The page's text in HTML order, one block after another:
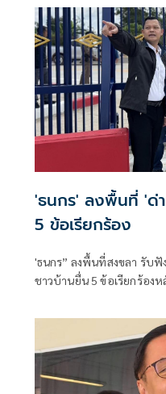
'ธนกร' ลงพื้นที่ 'ด่า
5 ข้อเรียกร้อง
'ธนกร” ลงพื้นที่สงขลา รับฟั
ชาวบ้านยื่น 5 ข้อเรียกร้อ